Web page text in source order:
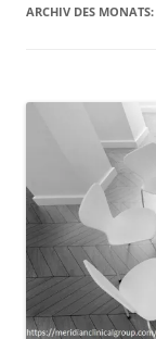
ARCHIV DES MONATS: